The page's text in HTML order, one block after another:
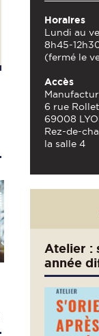
Horaires
Lundi au
8h45-
(fermé le
Accès
6 rue Rollet
69008
Rez-de-
la salle 4
Atelier :
année